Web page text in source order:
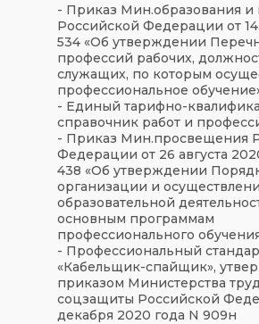
- Приказ Мин.образования и
Российской Федерации от
534 «Об утверждении
профессий рабочих,
служащих, по которым
профессиональное
- Единый тарифно-
справочник работ и
- Приказ Мин.просвещения
Федерации от 26 августа
438 «Об утверждении
организации и
образовательной
основным программам
профессионального
- Профессиональный
«Кабельщик-спайщик»,
приказом Министерства
соцзащиты Российской
декабря 2020 года N 909н